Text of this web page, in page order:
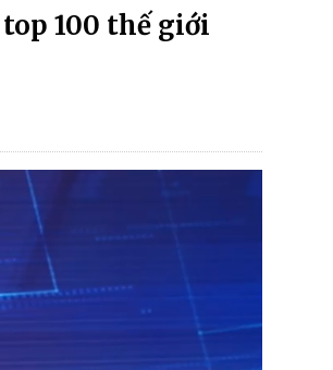
100 thế giới